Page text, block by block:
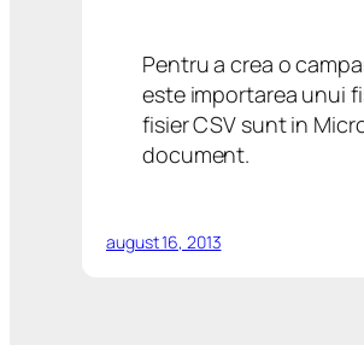
Pentru a crea o
este importarea unui
fisier CSV sunt in
document.
august 16, 2013